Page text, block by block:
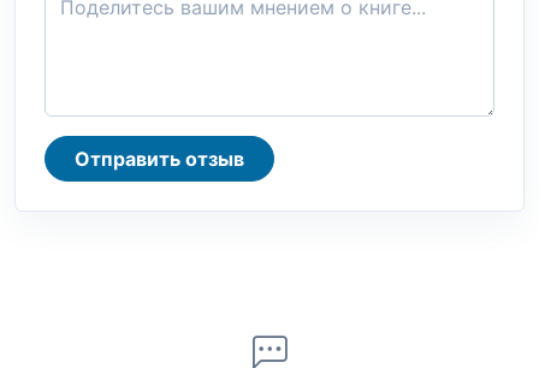
Отправить отзыв